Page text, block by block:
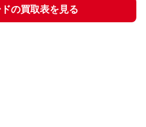
の買取表を見る